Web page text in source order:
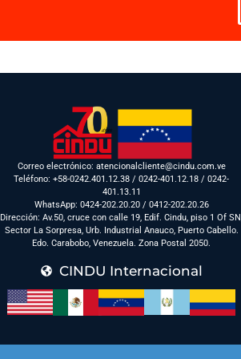
Correo electrónico: atencionalcliente@cindu.com.ve
Teléfono: +58-0242.401.12.38 / 0242-401.12.18 / 0242-
401.13.11
WhatsApp: 0424-202.20.20 / 0412-202.20.26
Dirección: Av.50, cruce con calle 19, Edif. Cindu, piso 1 Of SN,
Sector La Sorpresa, Urb. Industrial Anauco, Puerto Cabello.
Edo. Carabobo, Venezuela. Zona Postal 2050.
CINDU Internacional